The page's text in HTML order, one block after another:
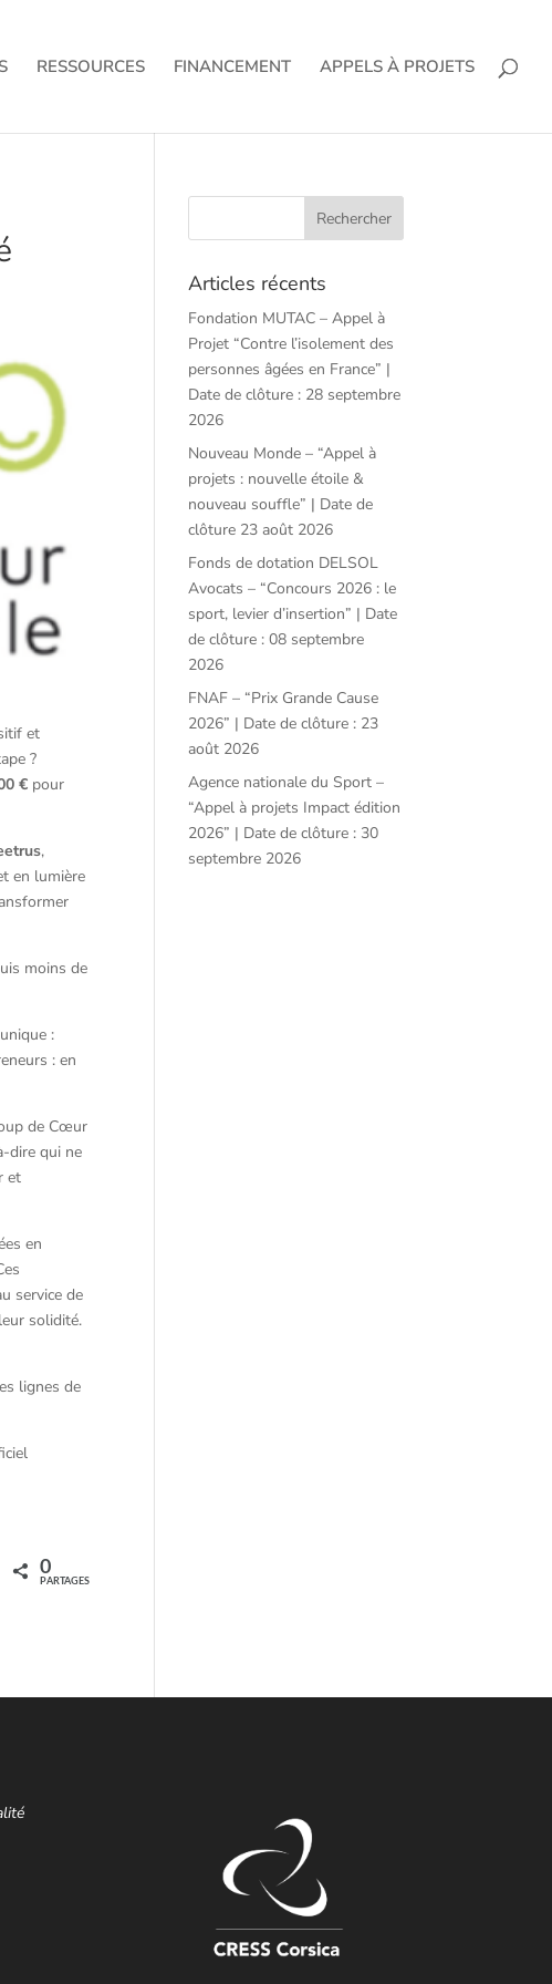
RESSOURCES FINANCEMENT APPELS À PROJETS
et
?
€ pour
,
en lumière
moins de
:
: en
de Cœur
dire qui ne
et
en
service de
solidité.
lignes de
0
PARTAGES
Articles récents
Fondation MUTAC – Appel à
Projet “Contre l’isolement des
personnes âgées en France” |
Date de clôture : 28 septembre
2026
Nouveau Monde – “Appel à
projets : nouvelle étoile &
nouveau souffle” | Date de
clôture 23 août 2026
Fonds de dotation DELSOL
Avocats – “Concours 2026 : le
sport, levier d’insertion” | Date
de clôture : 08 septembre
2026
FNAF – “Prix Grande Cause
2026” | Date de clôture : 23
août 2026
Agence nationale du Sport –
“Appel à projets Impact édition
2026” | Date de clôture : 30
septembre 2026